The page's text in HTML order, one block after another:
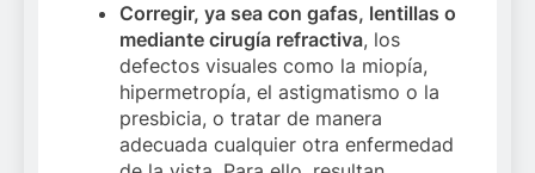
Corregir, ya sea con gafas, lentillas o
mediante cirugía refractiva, los
defectos visuales como la miopía,
hipermetropía, el astigmatismo o la
presbicia, o tratar de manera
adecuada cualquier otra enfermedad